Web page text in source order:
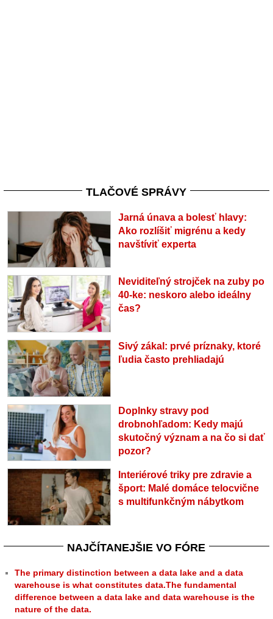
TLAČOVÉ SPRÁVY
Jarná únava a bolesť hlavy:
Ako rozlíšiť migrénu a kedy
navštíviť experta
Neviditeľný strojček na zuby po
40-ke: neskoro alebo ideálny
čas?
Sivý zákal: prvé príznaky, ktoré
ľudia často prehliadajú
Doplnky stravy pod
drobnohľadom: Kedy majú
skutočný význam a na čo si dať
pozor?
Interiérové triky pre zdravie a
šport: Malé domáce telocvične
s multifunkčným nábytkom
NAJČÍTANEJŠIE VO FÓRE
The primary distinction between a data lake and a data
warehouse is what constitutes data.The fundamental
difference between a data lake and data warehouse is the
nature of the data.